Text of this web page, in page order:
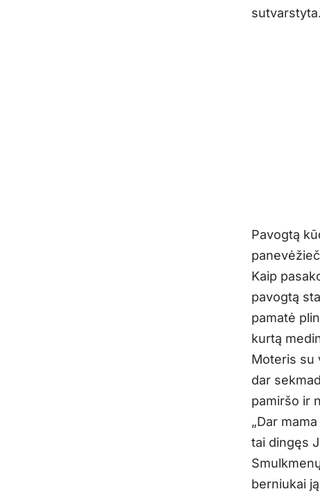
sutvarstyta.
Pavogtą
Kaip
pavogtą
pamatė
kurtą
Moteris su
dar
pamiršo ir
„Dar
tai dingęs
berniukai